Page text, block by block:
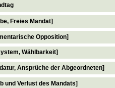
Freies Mandat]
Opposition]
Wählbarkeit]
Ansprüche der Abgeordneten]
und Verlust des Mandats]